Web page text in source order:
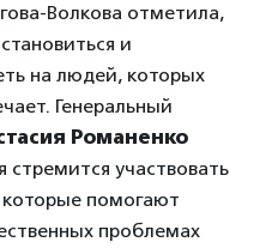
Волкова отметила,
и
на людей, которых
Генеральный
Романенко
стремится участвовать
которые помогают
проблемах